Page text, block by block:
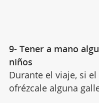
9- Tener a mano
niños
Durante el viaje, si
ofrézcale alguna